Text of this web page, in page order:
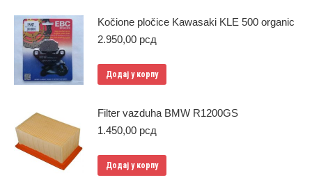
Kočione pločice Kawasaki KLE 500 organic
2.950,00 рсд
Додај у корпу
Filter vazduha BMW R1200GS
1.450,00 рсд
Додај у корпу